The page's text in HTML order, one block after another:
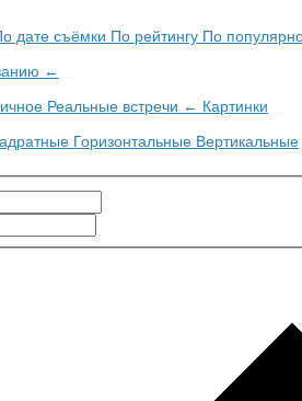
дате съёмки По рейтингу По
←
Реальные встречи ← Картинки
Горизонтальные Вертикальные